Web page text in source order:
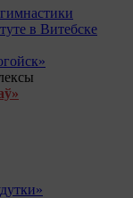
в Витебске